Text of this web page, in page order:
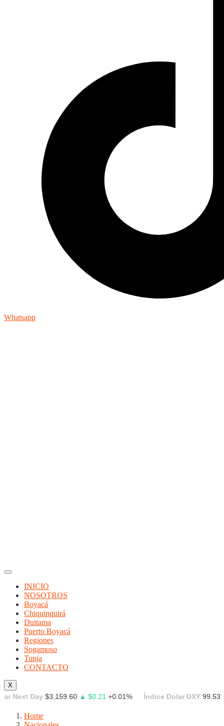
Whatsapp
INICIO
NOSOTROS
Boyacá
Chiquinquirá
Duitama
Puerto Boyacá
Regiones
Sogamoso
Tunja
CONTACTO
X
Day $3,159.60 ▲ $0.21+0.01% Índice Dolar DXY 99.539 ▼ -
Home